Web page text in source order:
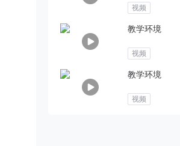
视频
教学环境
视频
教学环境
视频